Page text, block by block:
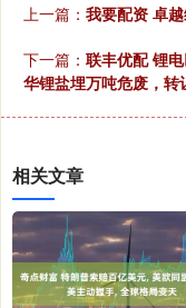
上一篇： 我要配资 卓
下一篇： 联丰优配 锂
华锂盐埋万吨危废，转
相关文章